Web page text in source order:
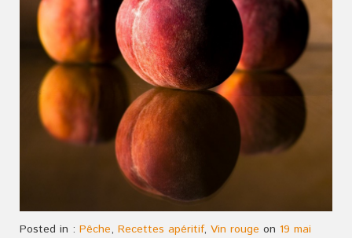
Posted in : Pêche, Recettes apéritif, Vin rouge on 19 mai